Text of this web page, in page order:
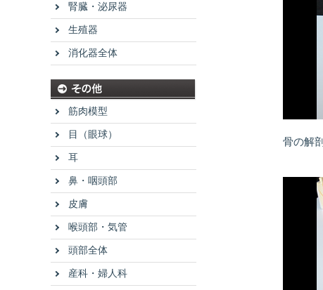
骨の解
腎臓・泌尿器
生殖器
消化器全体
筋肉模型
目（眼球）
耳
鼻・咽頭部
皮膚
喉頭部・気管
頭部全体
産科・婦人科